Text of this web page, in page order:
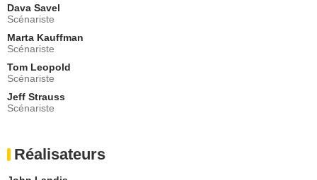
- 1 Episode :
Angelina Estrada
Mrs. Mendez
- 1 Episode :
Ray Walston
Père Augustine
- 1 Episode :12
Maggie Wheeler
Lionel Stander
Dava Savel
Scénariste
Marta Kauffman
Scénariste
Tom Leopold
Scénariste
Jeff Strauss
Scénariste
Réalisateurs